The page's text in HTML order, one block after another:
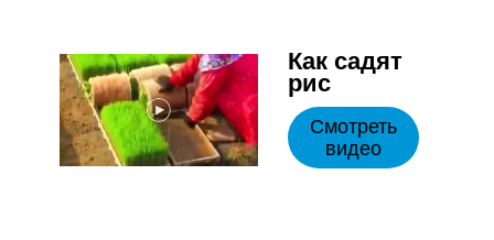
Как садят
рис
Смотреть
видео